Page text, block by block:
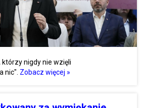
nigdy nie wzięli
nic". Zobacz więcej »